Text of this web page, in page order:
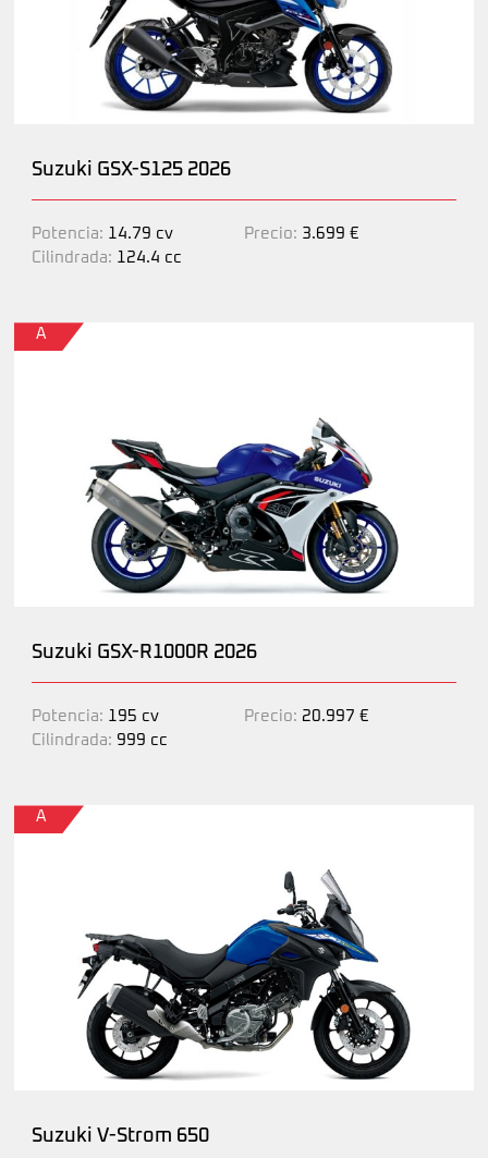
Suzuki GSX-S125 2026
Potencia: 14.79 cv
Cilindrada: 124.4 cc
Precio: 3.699 €
A
Suzuki GSX-R1000R 2026
Potencia: 195 cv
Cilindrada: 999 cc
Precio: 20.997 €
A
Suzuki V-Strom 650